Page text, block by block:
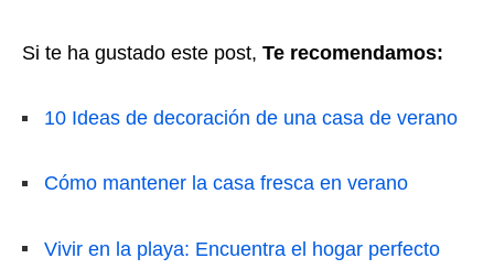
Si te ha gustado este post, Te recomendamos:
10 Ideas de decoración de una casa de verano
Cómo mantener la casa fresca en verano
Vivir en la playa: Encuentra el hogar perfecto